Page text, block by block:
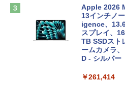
Apple 2026
13インチノ
igence、
スプレイ、
TB SSDスト
ームカメラ
D - シルバー
￥261,414